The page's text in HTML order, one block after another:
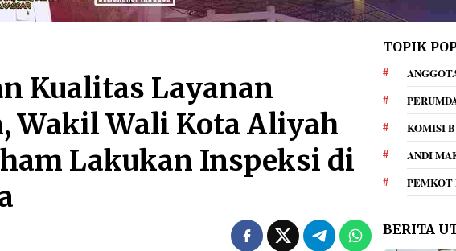
Kualitas Layanan
Wakil Wali Kota Aliyah
Lakukan Inspeksi di
TOPIK
KOMISI
ANDI
PEMKOT
BERITA